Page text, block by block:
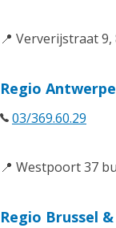
📍 Ververijstraat
Regio
03/369.60.29
📍 Westpoort 37
Regio Brussel